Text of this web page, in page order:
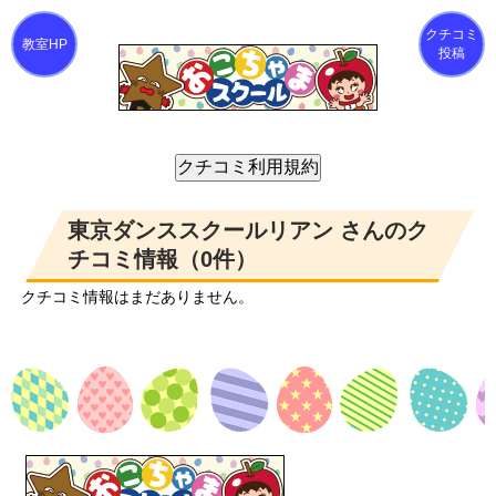
クチコミ
投稿
東京ダンススクールリアン さんのク
チコミ情報（0件）
クチコミ情報はまだありません。